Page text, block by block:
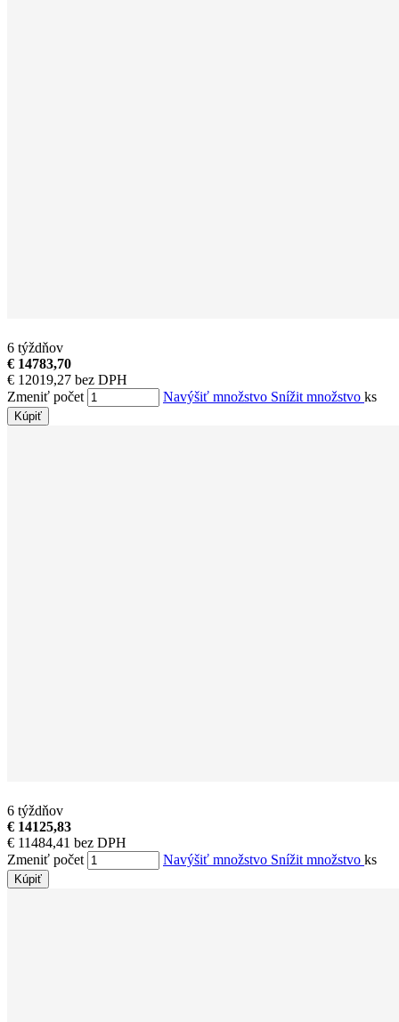
6 týždňov
€ 14783,70
€ 12019,27 bez DPH
Zmeniť počet
Navýšiť množstvo Snížit množstvo ks
Kúpiť
6 týždňov
€ 14125,83
€ 11484,41 bez DPH
Zmeniť počet
Navýšiť množstvo Snížit množstvo ks
Kúpiť